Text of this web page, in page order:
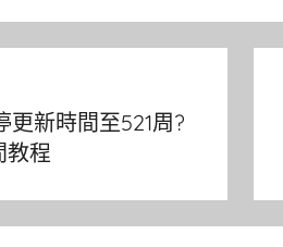
更新時間至521周?
教程